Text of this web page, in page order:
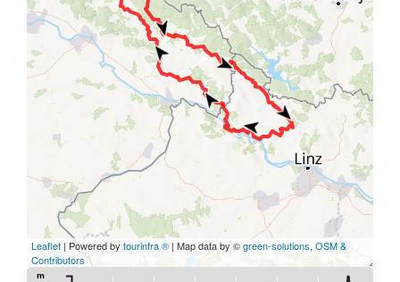
Leaflet | Powered bytourinfra ® | Map data by ©green-solutions, OSM &
Contributors
m